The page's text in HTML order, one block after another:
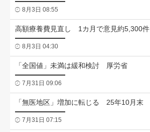
8月3日 08:55
高額療養費見直し 1カ月で意見約5,300件
8月3日 04:30
「全国値」未満は緩和検討 厚労省
7月31日 09:06
「無医地区」増加に転じる 25年10月末
7月31日 07:15